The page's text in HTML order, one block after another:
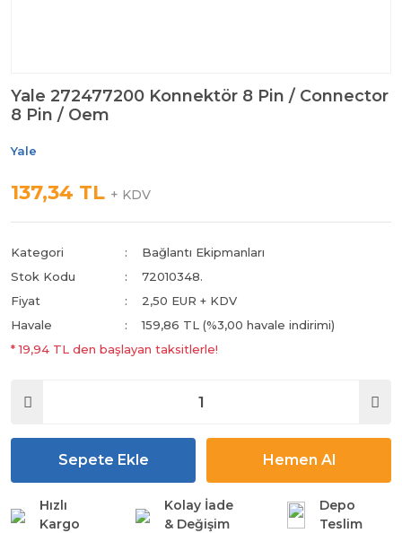
Yale 272477200 Konnektör 8 Pin / Connector
8 Pin / Oem
Yale
137,34 TL + KDV
Kategori
Bağlantı Ekipmanları
Stok Kodu
72010348.
Fiyat
2,50 EUR + KDV
Havale
159,86 TL (%3,00 havale indirimi)
* 19,94 TL den başlayan taksitlerle!
Sepete Ekle Hemen Al
Hızlı
Kargo
Kolay İade
& Değişim
Depo
Teslim